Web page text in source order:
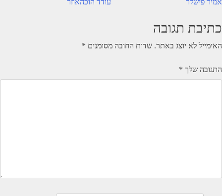
ניווט
כתיבת תגובה
האימייל לא יוצג באתר. שדות החובה מסומנים *
התגובה שלך *